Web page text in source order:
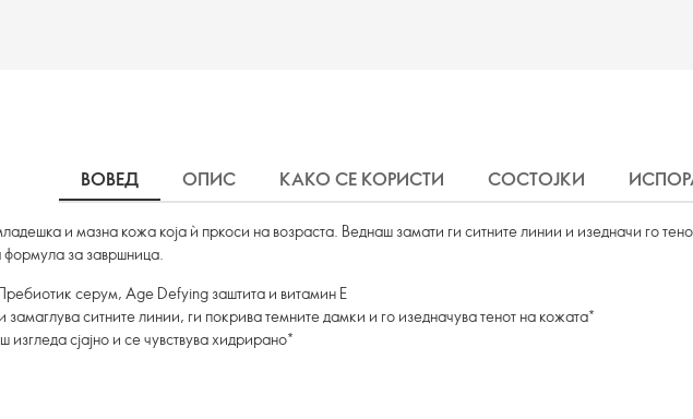
ВОВЕД ОПИС КАКО СЕ КОРИСТИ СОСТОЈКИ
и мазна кожа која ѝ пркоси на возраста. Веднаш замати ги ситните линии и изедначи го
за завршница.
серум, Age Defying заштита и витамин Е
замаглува ситните линии, ги покрива темните дамки и го изедначува тенот на кожата*
сјајно и се чувствува хидрирано*